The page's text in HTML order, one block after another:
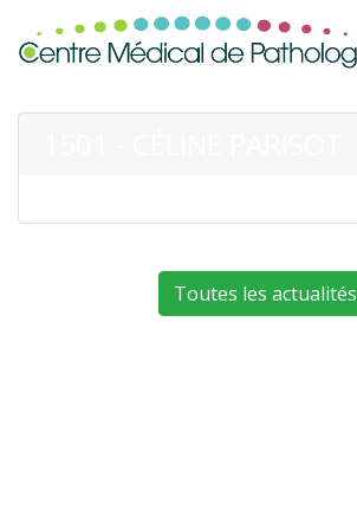
Toutes les actualités